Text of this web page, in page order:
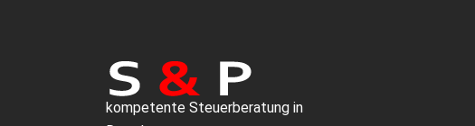
kompetente Steuerberatung in